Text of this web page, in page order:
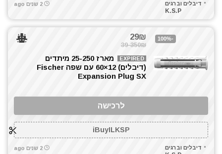
דיבלים וברגים
K.S.P
2 שנים ago
-100%
29₪
39-350₪
EXPIRED
מארז 25-250 מיתדים
(דיבלים) 12×60 עם שפה Fischer
Expansion Plug SX
לרכישה
iBuyILKSP
דיבלים וברגים 2 שנים ago